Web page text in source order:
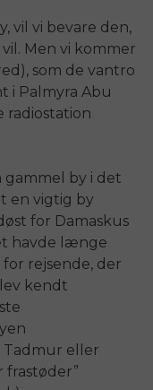
vil vi bevare den,
Men vi kommer
som de vantro
i Palmyra Abu
radiostation
gammel by i det
en vigtig by
for Damaskus
havde længe
for rejsende, der
kendt
Tadmur eller
frastøder”